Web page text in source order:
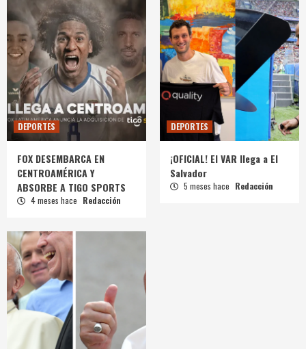
DEPORTES
FOX DESEMBARCA EN
CENTROAMÉRICA Y
ABSORBE A TIGO SPORTS
4 meses hace Redacción
DEPORTES
¡OFICIAL! El VAR llega a El
Salvador
5 meses hace Redacción